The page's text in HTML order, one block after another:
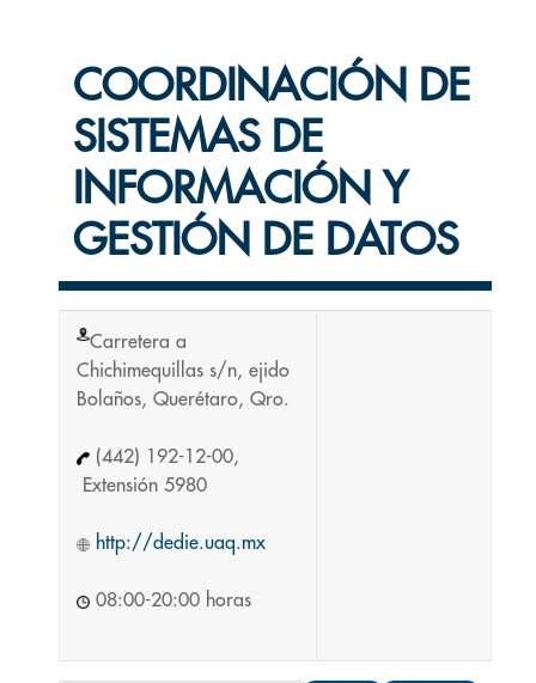
COORDINACIÓN DE
SISTEMAS DE
INFORMACIÓN Y
GESTIÓN DE DATOS
Carretera a
Chichimequillas s/n, ejido
Bolaños, Querétaro, Qro.
(442) 192-12-00,
Extensión 5980
http://dedie.uaq.mx
08:00-20:00 horas